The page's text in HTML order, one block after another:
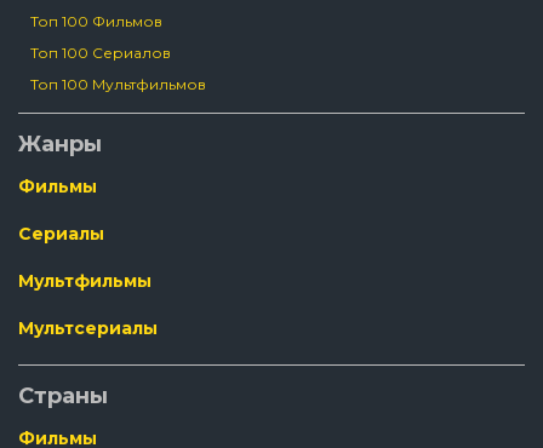
Топ 100 Фильмов
Топ 100 Сериалов
Топ 100 Мультфильмов
Жанры
Фильмы
Сериалы
Мультфильмы
Мультсериалы
Страны
Фильмы